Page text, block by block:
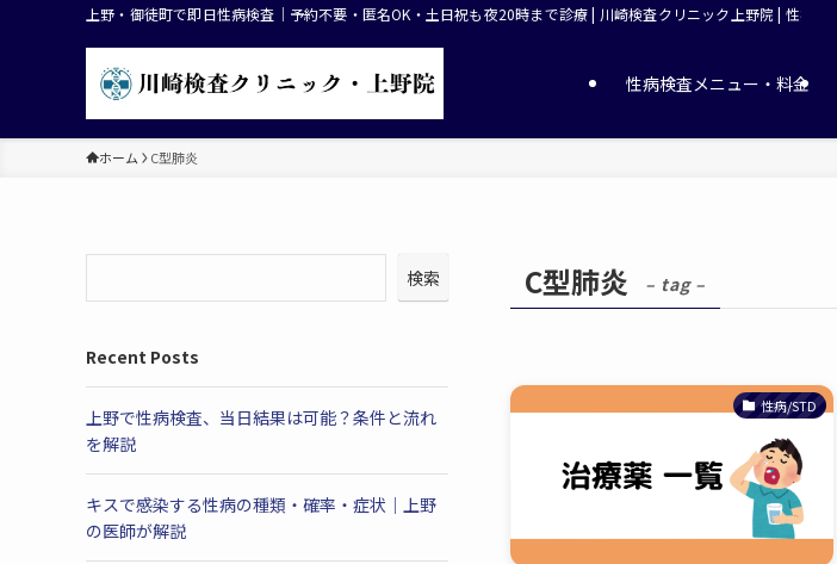
上野・御徒町で即日性病検査｜予約不要・匿名OK・土日祝も夜20時まで診療 | 川崎検査クリニック上野院 | 性病外来
性病検査メニュー・料金
ホーム C型肺炎
C型肺炎 – tag –
性病/STD
検索
Recent Posts
上野で性病検査、当日結果は可能？条件と流れ
を解説
キスで感染する性病の種類・確率・症状｜上野
の医師が解説